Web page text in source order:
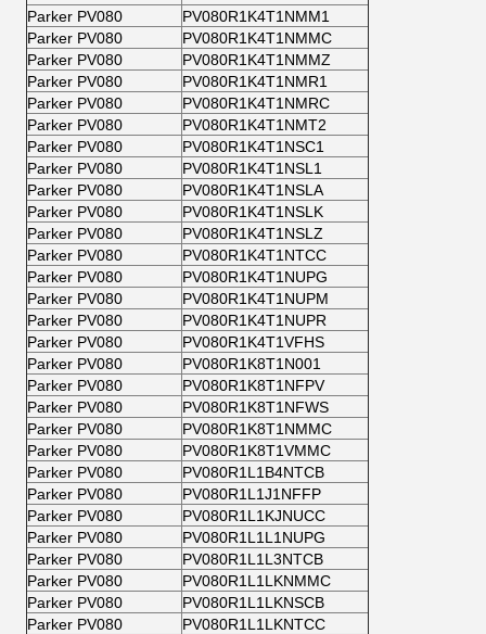
Parker PV080
PV080R1K4T1NMM1
Parker PV080
PV080R1K4T1NMMC
Parker PV080
PV080R1K4T1NMMZ
Parker PV080
PV080R1K4T1NMR1
Parker PV080
PV080R1K4T1NMRC
Parker PV080
PV080R1K4T1NMT2
Parker PV080
PV080R1K4T1NSC1
Parker PV080
PV080R1K4T1NSL1
Parker PV080
PV080R1K4T1NSLA
Parker PV080
PV080R1K4T1NSLK
Parker PV080
PV080R1K4T1NSLZ
Parker PV080
PV080R1K4T1NTCC
Parker PV080
PV080R1K4T1NUPG
Parker PV080
PV080R1K4T1NUPM
Parker PV080
PV080R1K4T1NUPR
Parker PV080
PV080R1K4T1VFHS
Parker PV080
PV080R1K8T1N001
Parker PV080
PV080R1K8T1NFPV
Parker PV080
PV080R1K8T1NFWS
Parker PV080
PV080R1K8T1NMMC
Parker PV080
PV080R1K8T1VMMC
Parker PV080
PV080R1L1B4NTCB
Parker PV080
PV080R1L1J1NFFP
Parker PV080
PV080R1L1KJNUCC
Parker PV080
PV080R1L1L1NUPG
Parker PV080
PV080R1L1L3NTCB
Parker PV080
PV080R1L1LKNMMC
Parker PV080
PV080R1L1LKNSCB
Parker PV080
PV080R1L1LKNTCC